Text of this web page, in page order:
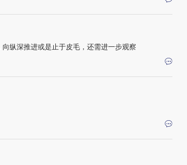
纵深推进或是止于皮毛，还需进一步观察